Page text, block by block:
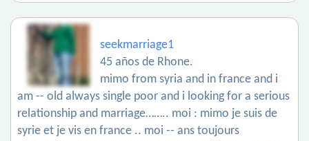
seekmarriage1
45 años de Rhone.
mimo from syria and in france and i
am -- old always single poor and i looking for a serious
relationship and marriage…….. moi : mimo je suis de
syrie et je vis en france .. moi -- ans toujours